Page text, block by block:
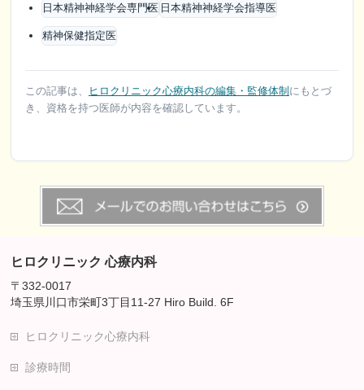
日本精神神経学会専門医 日本精神神経学会指導医
精神保健指定医
この記事は、 ヒロクリニック心療内科の編集・監修体制 にもとづ
き、資格を持つ医師が内容を確認しています。
ヒロクリニック 心療内科
〒332-0017
埼玉県川口市栄町3丁目11-27 Hiro Build. 6F
ヒロクリニック心療内科
診療時間